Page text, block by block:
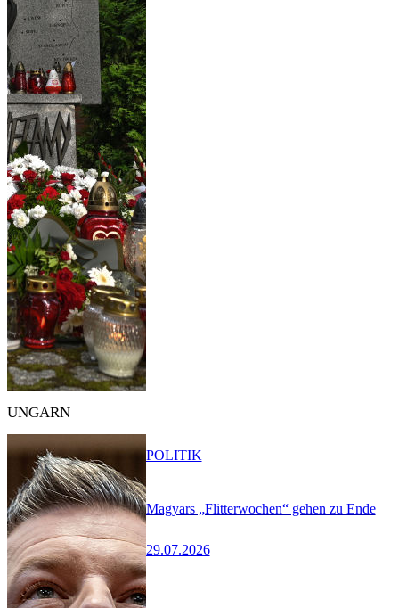
UNGARN
Magyars „Flitterwochen“ gehen zu Ende
29.07.2026
POLITIK